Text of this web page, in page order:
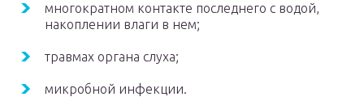
многократном контакте последнего с водой,
накоплении влаги в нем;
травмах органа слуха;
микробной инфекции.